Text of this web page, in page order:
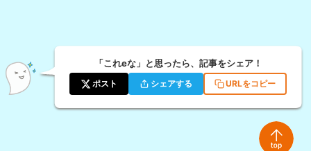
「これeな」と思ったら、記事をシェア！
ポスト シェアする URLをコピー